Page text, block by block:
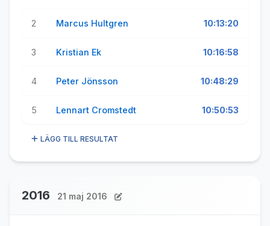
2 Marcus Hultgren 10:13:20
3 Kristian Ek 10:16:58
4 Peter Jönsson 10:48:29
5 Lennart Cromstedt 10:50:53
LÄGG TILL RESULTAT
2016 21 maj 2016